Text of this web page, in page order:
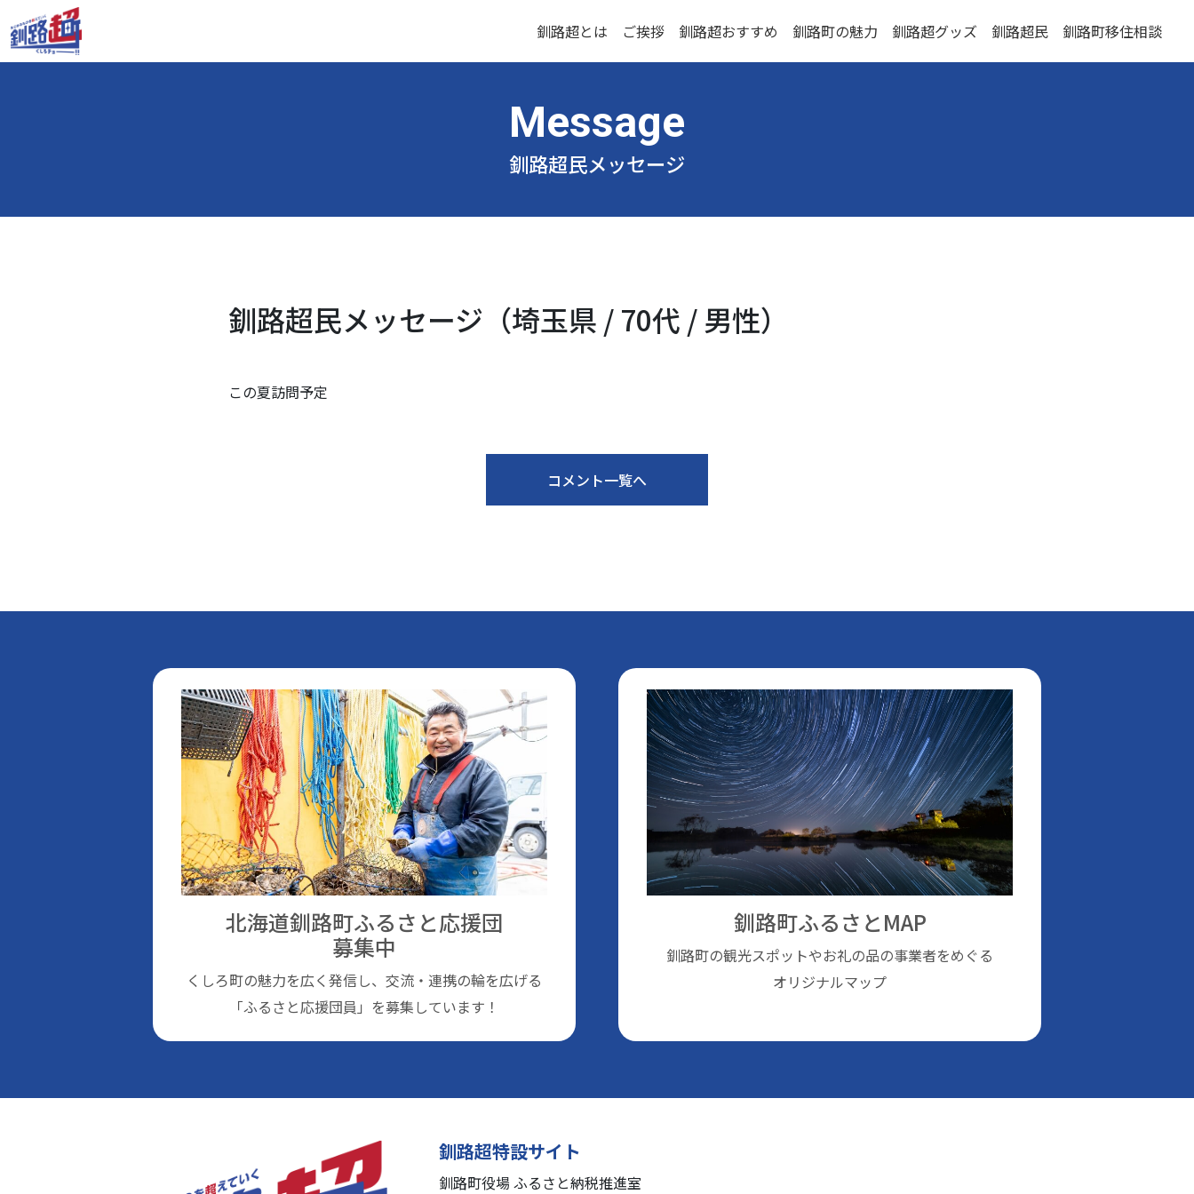
釧路超とは ご挨拶 釧路超おすすめ 釧路町の魅力 釧路超グッズ 釧路超民 釧路町移住相談
釧路超民メッセージ
釧路超民メッセージ（埼玉県 / 70代 / 男性）
この夏訪問予定
コメント一覧へ
北海道釧路町ふるさと応援団
募集中
くしろ町の魅⼒を広く発信し、交流・連携の輪を広げる
「ふるさと応援団員」を募集しています！
釧路町ふるさとMAP
釧路町の観光スポットやお礼の品の事業者をめぐる
オリジナルマップ
釧路超特設サイト
釧路町役場 ふるさと納税推進室